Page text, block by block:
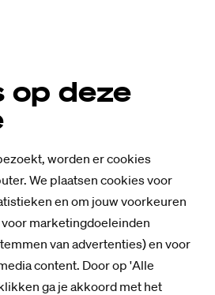
op deze
worden er cookies
We plaatsen cookies voor
en om jouw voorkeuren
marketingdoeleinden
van advertenties) en voor
content. Door op 'Alle
ga je akkoord met het